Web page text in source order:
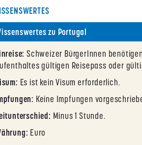
zu Portugal
Schweizer BürgerInnen
gültigen Reisepass oder
Es ist kein Visum erforderlich.
Keine Impfungen
Minus 1 Stunde.
Euro